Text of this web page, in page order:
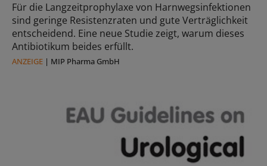
Für die Langzeitprophylaxe von Harnwegsinfektionen
sind geringe Resistenzraten und gute Verträglichkeit
entscheidend. Eine neue Studie zeigt, warum dieses
Antibiotikum beides erfüllt.
ANZEIGE | MIP Pharma GmbH